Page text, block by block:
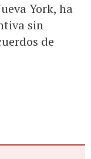
York, ha
sin
de